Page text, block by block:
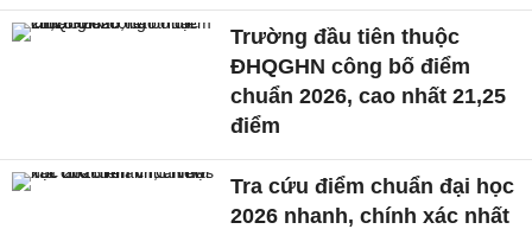
Trường đầu tiên thuộc
ĐHQGHN công bố điểm
chuẩn 2026, cao nhất 21,25
điểm
Tra cứu điểm chuẩn đại học
2026 nhanh, chính xác nhất